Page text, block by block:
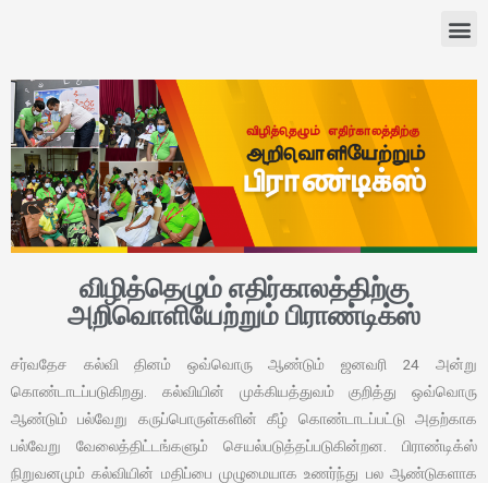
விழித்தெழும் எதிர்காலத்திற்கு
அறிவொளியேற்றும் பிராண்டிக்ஸ்
சர்வதேச கல்வி தினம் ஒவ்வொரு ஆண்டும் ஜனவரி 24 அன்று
கொண்டாடப்படுகிறது. கல்வியின் முக்கியத்துவம் குறித்து ஒவ்வொரு
ஆண்டும் பல்வேறு கருப்பொருள்களின் கீழ் கொண்டாடப்பட்டு அதற்காக
பல்வேறு வேலைத்திட்டங்களும் செயல்படுத்தப்படுகின்றன. பிராண்டிக்ஸ்
நிறுவனமும் கல்வியின் மதிப்பை முழுமையாக உணர்ந்து பல ஆண்டுகளாக